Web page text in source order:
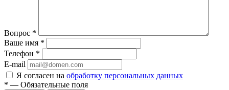
Вопрос *
Ваше имя *
Телефон *
E-mail
Я согласен на обработку персональных данных
* — Обязательные поля